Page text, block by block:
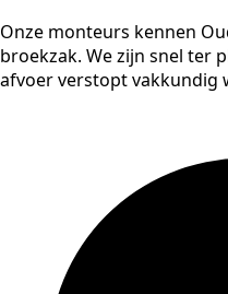
Onze monteurs kennen
broekzak. We zijn snel ter
afvoer verstopt vakkundig